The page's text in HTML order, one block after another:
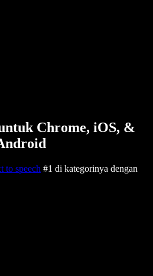
Chrome, iOS, &
to speech #1 di kategorinya dengan